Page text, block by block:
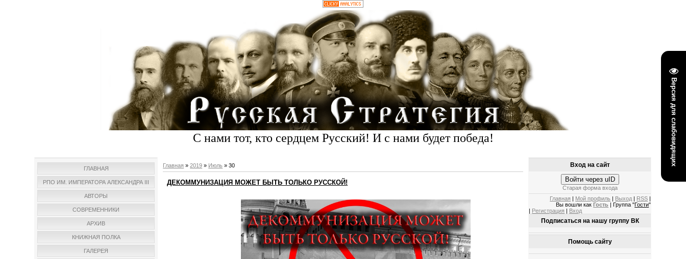
Версия для слабовидящих
С нами тот, кто сердцем Русский! И с нами будет победа!
ГЛАВНАЯ
РПО ИМ. ИМПЕРАТОРА АЛЕКСАНДРА III
АВТОРЫ
СОВРЕМЕННИКИ
АРХИВ
КНИЖНАЯ ПОЛКА
ГАЛЕРЕЯ
Главная »2019 » Июль » 30
ДЕКОММУНИЗАЦИЯ МОЖЕТ БЫТЬ ТОЛЬКО РУССКОЙ!
Вход на сайт
Войти через uID
Старая форма входа
Главная
Мой профиль Выход RSS
Вы вошли как Гость | Группа "Гости"
Регистрация Вход
Подписаться на нашу группу ВК
Помощь сайту